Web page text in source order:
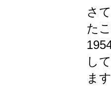
さ
た
し
ま